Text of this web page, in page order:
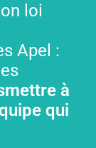
loi
Apel :
à
qui